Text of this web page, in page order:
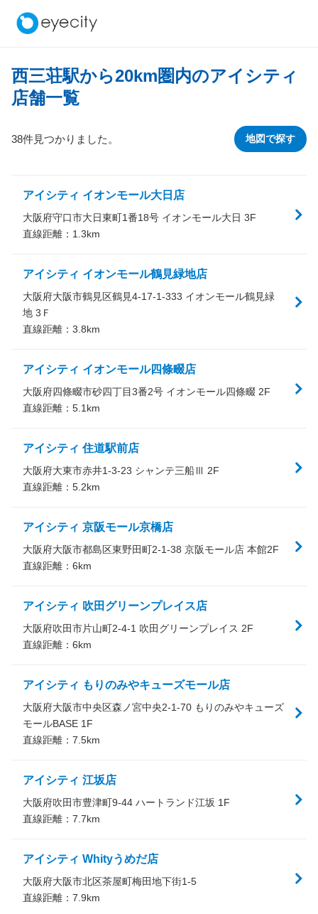
西三荘駅から20km圏内のアイシティ
店舗一覧
地図で探す
38件見つかりました。
アイシティ イオンモール大日店
大阪府守口市大日東町1番18号 イオンモール大日 3F
直線距離： 1.3km
アイシティ イオンモール鶴見緑地店
大阪府大阪市鶴見区鶴見4-17-1-333 イオンモール鶴見緑
地 3Ｆ
直線距離： 3.8km
アイシティ イオンモール四條畷店
大阪府四條畷市砂四丁目3番2号 イオンモール四條畷 2F
直線距離： 5.1 km
アイシティ 住道駅前店
大阪府大東市赤井1-3-23 シャンテ三船Ⅲ 2F
直線距離： 5.2km
アイシティ 京阪モール京橋店
大阪府大阪市都島区東野田町2-1-38 京阪モール店 本館2F
直線距離： 6km
アイシティ 吹田グリーンプレイス店
大阪府吹田市片山町2-4-1 吹田グリーンプレイス 2F
直線距離： 6km
アイシティ もりのみやキューズモール店
大阪府大阪市中央区森ノ宮中央2-1-70 もりのみやキューズ
モールBASE 1F
直線距離： 7.5km
アイシティ 江坂店
大阪府吹田市豊津町9-44 ハートランド江坂 1F
直線距離： 7.7km
アイシティ Whityうめだ店
大阪府大阪市北区茶屋町梅田地下街1-5
直線距離： 7.9km